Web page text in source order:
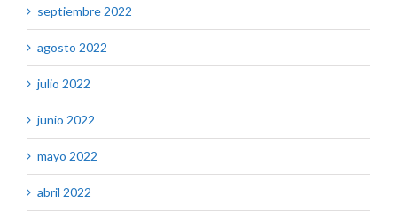
septiembre 2022
agosto 2022
julio 2022
junio 2022
mayo 2022
abril 2022